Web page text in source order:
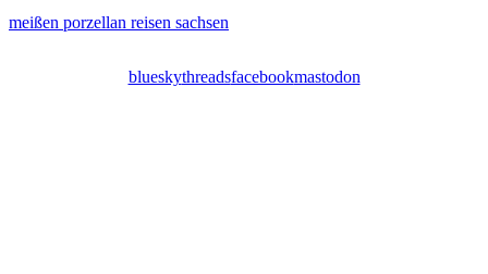
meißen porzellan reisen sachsen
blueskythreadsfacebookmastodon